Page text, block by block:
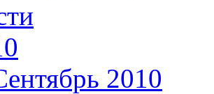
2010